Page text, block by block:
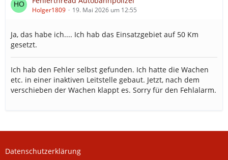
Holger1809 19. Mai 2026 um 12:55
Ja, das habe ich.... Ich hab das Einsatzgebiet auf 50 Km
gesetzt.
Ich hab den Fehler selbst gefunden. Ich hatte die Wachen
etc. in einer inaktiven Leitstelle gebaut. Jetzt, nach dem
verschieben der Wachen klappt es. Sorry für den Fehlalarm.
Datenschutzerklärung